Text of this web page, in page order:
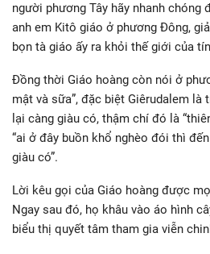
người phương Tây hãy nhanh chóng
anh em Kitô giáo ở phương Đông,
bọn tà giáo ấy ra khỏi thế giới của
Đồng thời Giáo hoàng còn nói ở
mật và sữa”, đặc biệt Giêrudalem
lại càng giàu có, thậm chí đó là
“ai ở đây buồn khổ nghèo đói thì
giàu có”.
Lời kêu gọi của Giáo hoàng được
Ngay sau đó, họ khâu vào áo hình
biểu thị quyết tâm tham gia viễn